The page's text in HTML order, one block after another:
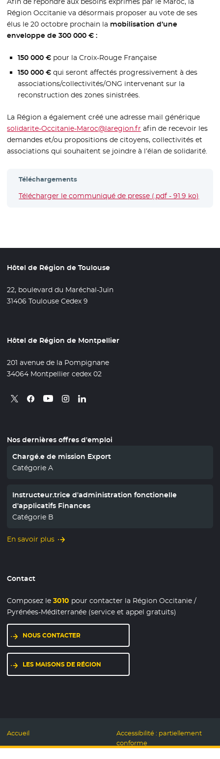
Région Occitanie va désormais proposer au vote de ses
élus le 20 octobre prochain la mobilisation d’une
enveloppe de 300 000 € :
150 000 €pour la Croix-Rouge Française
150 000 €qui seront affectés progressivement à des
associations/collectivités/ONG intervenant sur la
reconstruction des zones sinistrées.
La Région a également créé une adresse mail générique
solidarite-Occitanie-Maroc@laregion.fr afin de recevoir les
demandes et/ou propositions de citoyens, collectivités et
associations qui souhaitent se joindre à l’élan de solidarité.
Téléchargements
Télécharger le communiqué de presse (.pdf - 91.9 ko)
Hôtel de Région de Toulouse
22, boulevard du Maréchal-Juin
31406 Toulouse Cedex 9
Hôtel de Région de Montpellier
201 avenue de la Pompignane
34064 Montpellier cedex 02
Retrouvez nous sur X
- Nouvelle fenêtre
Retrouvez nous sur Facebook
- Nouvelle fenêtre
Retrouvez nous sur Youtube
- Nouvelle fenêtre
Retrouvez nous sur Instagram
- Nouvelle fenêtre
Retrouvez nous sur Linkedin
- Nouvelle fenêtre
Nos dernières offres d'emploi
Chargé.e de mission Export
Catégorie A
Instructeur.trice d'administration fonctionelle
d'applicatifs Finances
Catégorie B
En savoir plus
Contact
Composez le3010 pour contacter la Région Occitanie /
Pyrénées-Méditerranée (service et appel gratuits)
NOUS CONTACTER
LES MAISONS DE RÉGION
Accueil
Mentions légales
Accessibilité : partiellement
conforme